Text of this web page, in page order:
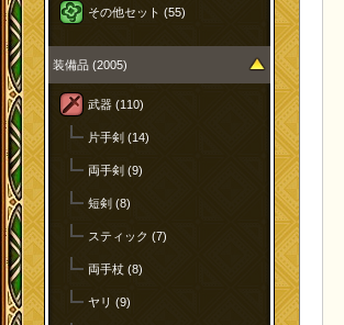
その他セット (55)
装備品 (2005)
武器 (110)
片手剣 (14)
両手剣 (9)
短剣 (8)
スティック (7)
両手杖 (8)
ヤリ (9)